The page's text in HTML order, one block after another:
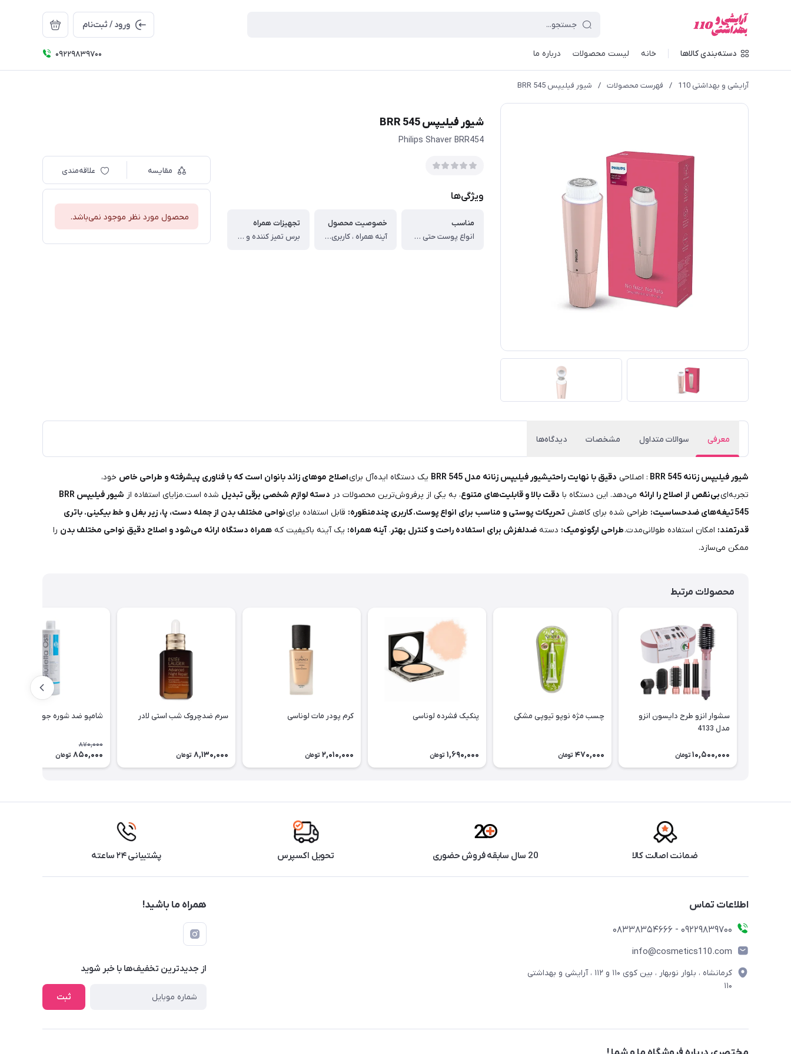
ورود / ثبت‌نام
دسته‌بندی کالاها خانه لیست محصولات درباره ما 09229839700
آرایشی و بهداشتی 110 / فهرست محصولات / شیور فیلیپس BRR 545
شیور فیلیپس BRR 545
Philips Shaver BRR454
ویژگی‌ها
مناسب
انواع پوست حتی حساس
خصوصیت محصول
آینه همراه ، کاربری چندمنظوره و طراحی ارگونومیک
تجهیزات همراه
برس تمیز کننده و باتری
مقایسه علاقه‌مندی
محصول مورد نظر موجود نمی‌باشد.
معرفی سوالات متداول مشخصات دیدگاه‌ها
شیور فیلیپس زنانه BRR 545 : اصلاحی دقیق با نهایت راحتیشیور فیلیپس زنانه مدل BRR 545 یک دستگاه ایده‌آل برایاصلاح موهای زائد بانوان است که با فناوری پیشرفته و طراحی خاص خود،
تجربه‌ایبی‌نقص از اصلاح را ارائه می‌دهد. این دستگاه با دقت بالا و قابلیت‌های متنوع، به یکی از پرفروش‌ترین محصولات در دسته لوازم شخصی برقی تبدیل شده است.مزایای استفاده از
شیور فیلیپس BRR
545تیغه‌های ضدحساسیت: طراحی شده برای کاهش تحریکات پوستی و مناسب برای انواع پوست.کاربری چندمنظوره: قابل استفاده براینواحی مختلف بدن از جمله دست، پا، زیر بغل و خط بیکینی. باتری
قدرتمند: امکان استفاده طولانی‌مدت.طراحی ارگونومیک: دسته ضدلغزش برای استفاده راحت و کنترل بهتر. آینه همراه: یک آینه باکیفیت که همراه دستگاه ارائه می‌شود و اصلاح دقیق نواحی مختلف بدن را
ممکن می‌سازد.
محصولات مرتبط
سشوار انزو طرح دایسون انزو
مدل 4133
10,500,000 تومان
چسب مژه نوپو تیوپی مشکی
470,000 تومان
پنکیک فشرده لوناسی
1,690,000 تومان
کرم پودر مات لوناسی
2,010,000 تومان
سرم ضدچروک شب استی لادر
8,130,000 تومان
شامپو ضد شوره جولیتا استی
870,000
850,000 تومان
ضمانت اصالت کالا 20 سال سابقه فروش حضوری تحویل اکسپرس پشتیبانی ۲۴ ساعته
اطلاعات تماس
09229839700 - 08338354666
info@cosmetics110.com
کرمانشاه ، بلوار نوبهار ، بین کوی ۱۱۰ و ۱۱۲ ، آرایشی و بهداشتی
۱۱۰
همراه ما باشید!
از جدید‌ترین تخفیف‌ها با‌ خبر شوید
ثبت